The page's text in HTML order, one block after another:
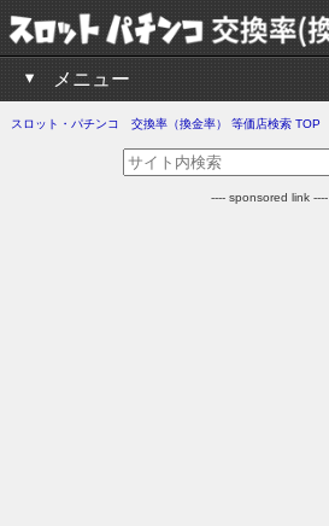
メニュー
スロット・パチンコ 交換率（換金率） 等価店検索 TOP
---- sponsored link ----